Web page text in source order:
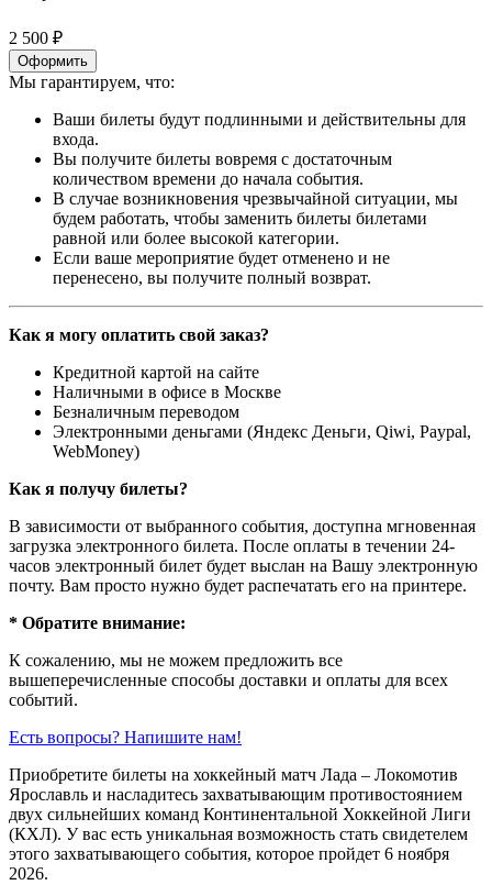
2 500 ₽
Оформить
Мы гарантируем, что:
Ваши билеты будут подлинными и действительны для
входа.
Вы получите билеты вовремя с достаточным
количеством времени до начала события.
В случае возникновения чрезвычайной ситуации, мы
будем работать, чтобы заменить билеты билетами
равной или более высокой категории.
Если ваше мероприятие будет отменено и не
перенесено, вы получите полный возврат.
Как я могу оплатить свой заказ?
Кредитной картой на сайте
Наличными в офисе в Москве
Безналичным переводом
Электронными деньгами (Яндекс Деньги, Qiwi, Paypal,
WebMoney)
Как я получу билеты?
В зависимости от выбранного события, доступна мгновенная
загрузка электронного билета. После оплаты в течении 24-
часов электронный билет будет выслан на Вашу электронную
почту. Вам просто нужно будет распечатать его на принтере.
* Обратите внимание:
К сожалению, мы не можем предложить все
вышеперечисленные способы доставки и оплаты для всех
событий.
Есть вопросы? Напишите нам!
Приобретите билеты на хоккейный матч Лада – Локомотив
Ярославль и насладитесь захватывающим противостоянием
двух сильнейших команд Континентальной Хоккейной Лиги
(КХЛ). У вас есть уникальная возможность стать свидетелем
этого захватывающего события, которое пройдет 6 ноября
2026.